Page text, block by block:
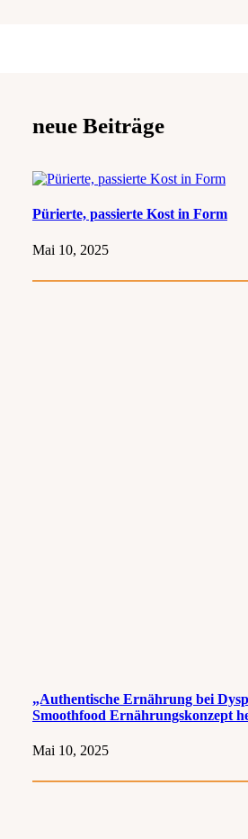
neue Beiträge
Pürierte, passierte Kost in Form
Mai 10, 2025
„Authentische Ernährung bei
Smoothfood Ernährungskonzept
Mai 10, 2025